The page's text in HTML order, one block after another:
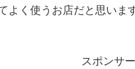
よく使うお店だと思い
スポンサ